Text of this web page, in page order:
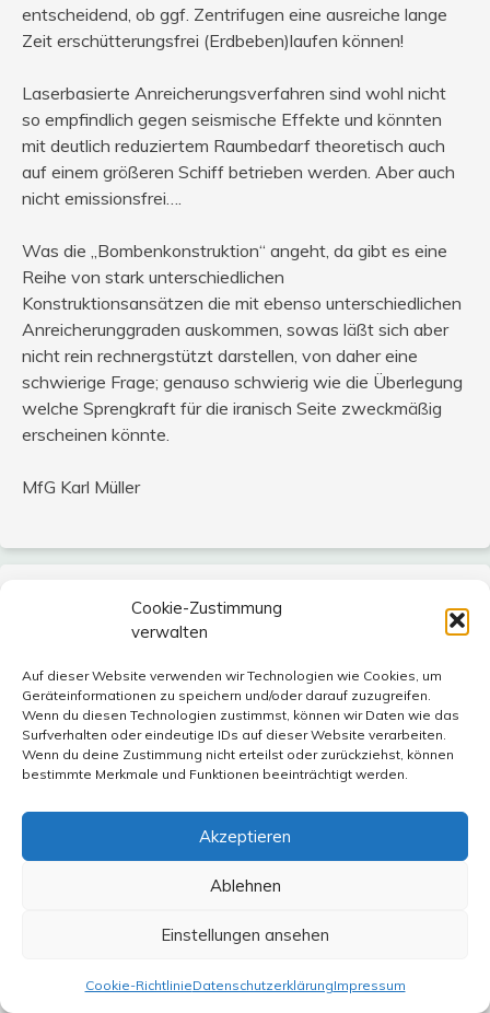
Cookie-Zustimmung
verwalten
Auf dieser Website verwenden wir Technologien wie Cookies, um
Geräteinformationen zu speichern und/oder darauf zuzugreifen.
Wenn du diesen Technologien zustimmst, können wir Daten wie das
Surfverhalten oder eindeutige IDs auf dieser Website verarbeiten.
Wenn du deine Zustimmung nicht erteilst oder zurückziehst, können
bestimmte Merkmale und Funktionen beeinträchtigt werden.
Akzeptieren
Ablehnen
Einstellungen ansehen
Cookie-RichtlinieDatenschutzerklärungImpressum
entscheidend, ob ggf. Zentrifugen eine ausreiche lange
Zeit erschütterungsfrei (Erdbeben)laufen können!
Laserbasierte Anreicherungsverfahren sind wohl nicht
so empfindlich gegen seismische Effekte und könnten
mit deutlich reduziertem Raumbedarf theoretisch auch
auf einem größeren Schiff betrieben werden. Aber auch
nicht emissionsfrei….
Was die „Bombenkonstruktion“ angeht, da gibt es eine
Reihe von stark unterschiedlichen
Konstruktionsansätzen die mit ebenso unterschiedlichen
Anreicherunggraden auskommen, sowas läßt sich aber
nicht rein rechnergstützt darstellen, von daher eine
schwierige Frage; genauso schwierig wie die Überlegung
welche Sprengkraft für die iranisch Seite zweckmäßig
erscheinen könnte.
MfG Karl Müller
9. Mai 2012 um 12:29 Uhr
zu @14 Karl Müller
Wenn ich mich recht erinnere hat man die Kühlung mit
Salzwasser vor einem Jahr in Japan recht kritisch
gesehen. Wenn das richtig ist fällt das Rote Meer als
Kühlbehälter aus.